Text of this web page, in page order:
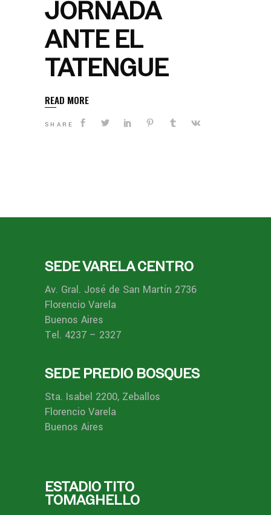
JORNADA
ANTE EL
TATENGUE
READ MORE
SHARE
SEDE VARELA CENTRO
Av. Gral. José de San Martín 2736
Florencio Varela
Buenos Aires
Tel. 4237 – 2327
SEDE PREDIO BOSQUES
Sta. Isabel 2200, Zeballos
Florencio Varela
Buenos Aires
ESTADIO TITO
TOMAGHELLO